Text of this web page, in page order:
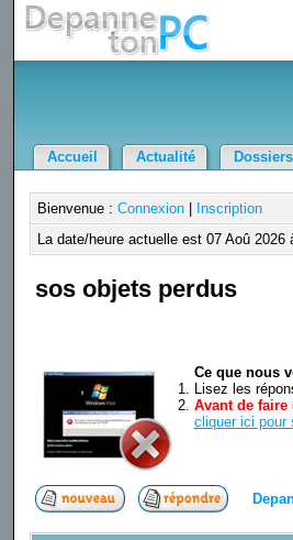
Accueil Actualité Dossiers
Bienvenue : Connexion|
Inscription
La date/heure actuelle est 07 Aoû 2026
sos objets perdus
Ce que nous
Lisez les
Avant de
cliquer ici pour